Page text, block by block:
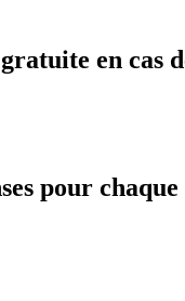
en cas
pour